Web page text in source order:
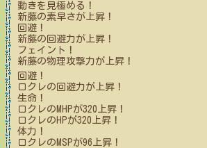
動きを見極める！
新藤の素早さが上昇！
回避！
新藤の回避力が上昇！
フェイント！
新藤の物理攻撃力が上昇！
回避！
ロクレの回避力が上昇！
生命！
ロクレのMHPが320 上昇！
ロクレのHPが320 上昇！
体力！
ロクレのMSPが96 上昇！